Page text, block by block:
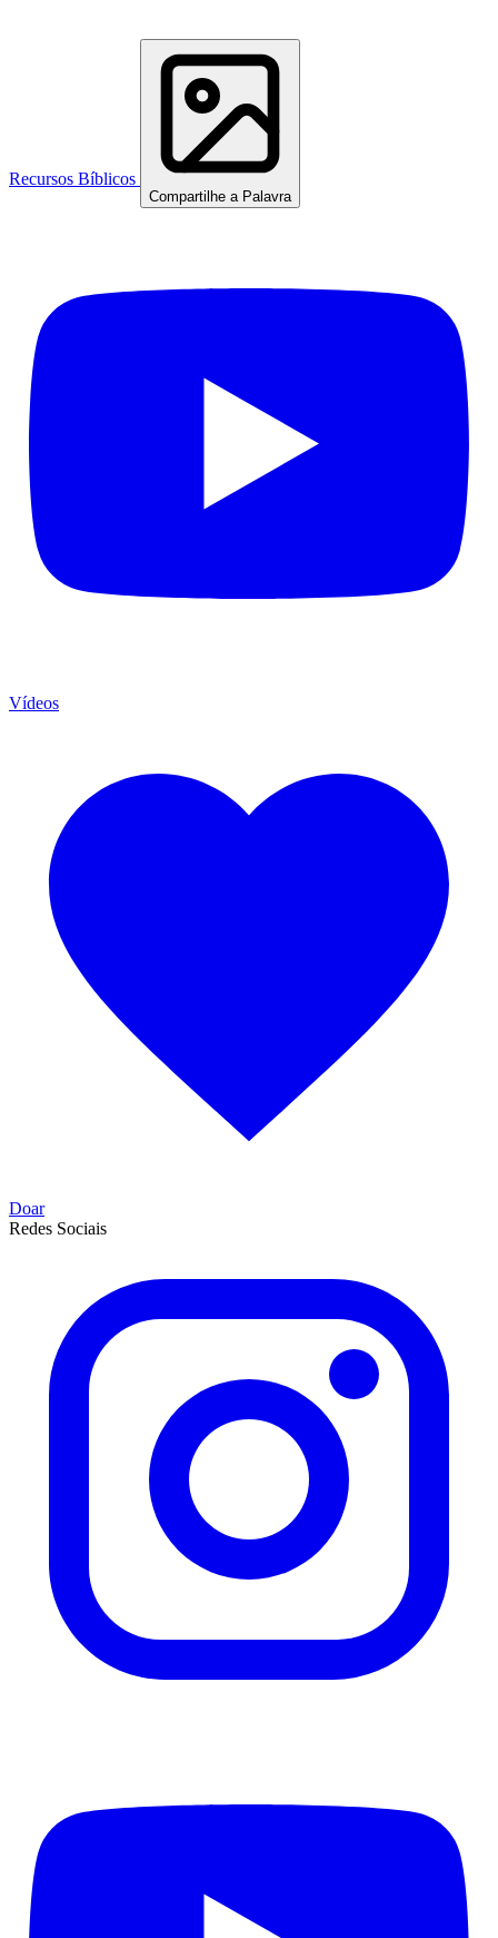
Recursos Bíblicos
Compartilhe a Palavra
Vídeos
Doar
Redes Sociais